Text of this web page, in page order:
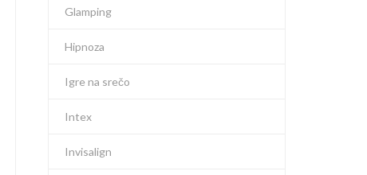
Glamping
Hipnoza
Igre na srečo
Intex
Invisalign